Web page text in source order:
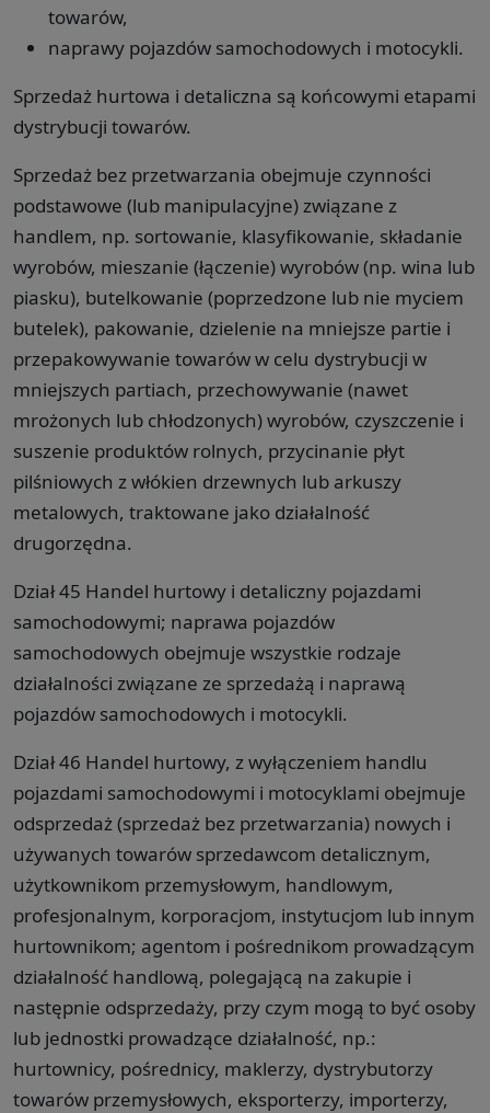
towarów,
naprawy pojazdów samochodowych i motocykli.
Sprzedaż hurtowa i detaliczna są końcowymi etapami
dystrybucji towarów.
Sprzedaż bez przetwarzania obejmuje czynności
podstawowe (lub manipulacyjne) związane z
handlem, np. sortowanie, klasyfikowanie, składanie
wyrobów, mieszanie (łączenie) wyrobów (np. wina lub
piasku), butelkowanie (poprzedzone lub nie myciem
butelek), pakowanie, dzielenie na mniejsze partie i
przepakowywanie towarów w celu dystrybucji w
mniejszych partiach, przechowywanie (nawet
mrożonych lub chłodzonych) wyrobów, czyszczenie i
suszenie produktów rolnych, przycinanie płyt
pilśniowych z włókien drzewnych lub arkuszy
metalowych, traktowane jako działalność
drugorzędna.
Dział 45 Handel hurtowy i detaliczny pojazdami
samochodowymi; naprawa pojazdów
samochodowych obejmuje wszystkie rodzaje
działalności związane ze sprzedażą i naprawą
pojazdów samochodowych i motocykli.
Dział 46 Handel hurtowy, z wyłączeniem handlu
pojazdami samochodowymi i motocyklami obejmuje
odsprzedaż (sprzedaż bez przetwarzania) nowych i
używanych towarów sprzedawcom detalicznym,
użytkownikom przemysłowym, handlowym,
profesjonalnym, korporacjom, instytucjom lub innym
hurtownikom; agentom i pośrednikom prowadzącym
działalność handlową, polegającą na zakupie i
następnie odsprzedaży, przy czym mogą to być osoby
lub jednostki prowadzące działalność, np.:
hurtownicy, pośrednicy, maklerzy, dystrybutorzy
towarów przemysłowych, eksporterzy, importerzy,